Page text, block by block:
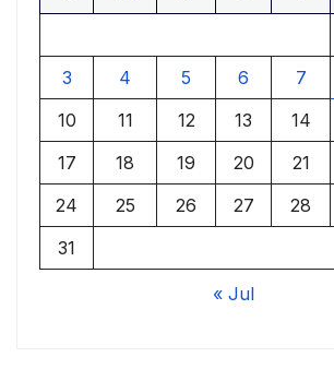
3
4 5 6 7
10
11 12 13 14
17
18 19 20 21
24
25 26 27 28
31
« Jul